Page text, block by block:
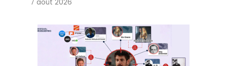
7 août 2026